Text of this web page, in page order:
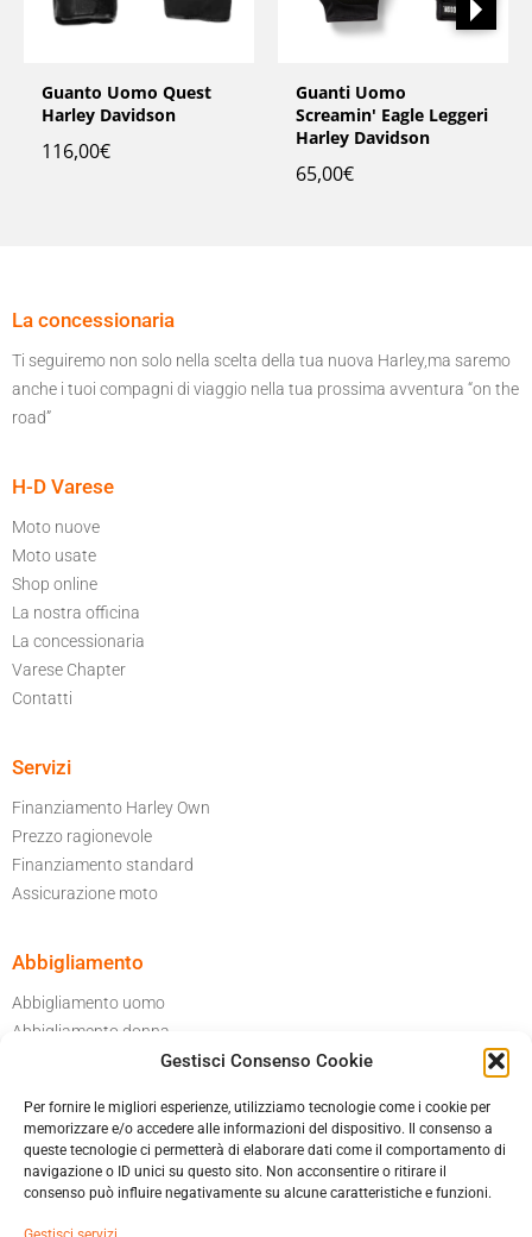
Gestisci Consenso Cookie
Per fornire le migliori esperienze, utilizziamo tecnologie come i cookie per
memorizzare e/o accedere alle informazioni del dispositivo. Il consenso a
queste tecnologie ci permetterà di elaborare dati come il comportamento di
navigazione o ID unici su questo sito. Non acconsentire o ritirare il
consenso può influire negativamente su alcune caratteristiche e funzioni.
Guanto Uomo Quest
Harley Davidson
116,00€
Guanti Uomo
Screamin' Eagle Leggeri
Harley Davidson
65,00€
La concessionaria
Ti seguiremo non solo nella scelta della tua nuova Harley,ma saremo
anche i tuoi compagni di viaggio nella tua prossima avventura “on the
road”
H-D Varese
Moto nuove
Moto usate
Shop online
La nostra officina
La concessionaria
Varese Chapter
Contatti
Servizi
Finanziamento Harley Own
Prezzo ragionevole
Finanziamento standard
Assicurazione moto
Abbigliamento
Abbigliamento uomo
Abbigliamento donna
Caschi
Informatica privacy